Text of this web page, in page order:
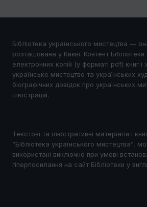
Бібліотека українського мистецтва —
розташована у Києві. Контент
електронних копій (у форматі pdf) книг і
українське мистецтво та українських
біографічних довідок про українських
ілюстрацій.
Текстові та ілюстративні матеріали і
“Бібліотека українського мистецтва”,
використані виключно при умові
гіперпосилання на сайт Бібліотеки у